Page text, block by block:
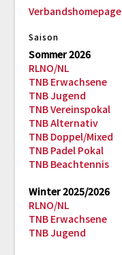
Verbandshomepage
Saison
Sommer 2026
RLNO/NL
TNB Erwachsene
TNB Jugend
TNB Vereinspokal
TNB Alternativ
TNB Doppel/Mixed
TNB Padel Pokal
TNB Beachtennis
Winter 2025/2026
RLNO/NL
TNB Erwachsene
TNB Jugend